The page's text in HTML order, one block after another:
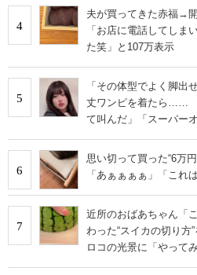
4
夫が買ってきた赤福→
「お店に電話してしま
た笑」と107万表示
5
「その体型でよく脚出
丈ワンピを着たら……
て叫んだ」「スーパー
6
思い切って買った“6万
「あぁぁぁぁ」「これ
7
近所のおばあちゃん「
わった“スイカの切り
ロコの光景に「やってみ